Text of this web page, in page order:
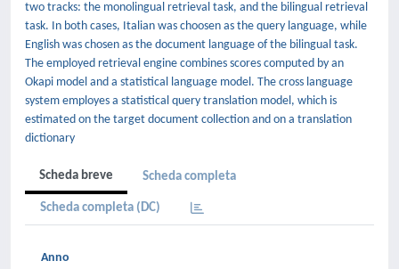
two tracks: the monolingual retrieval task, and the bilingual retrieval
task. In both cases, Italian was choosen as the query language, while
English was chosen as the document language of the bilingual task.
The employed retrieval engine combines scores computed by an
Okapi model and a statistical language model. The cross language
system employes a statistical query translation model, which is
estimated on the target document collection and on a translation
dictionary
Scheda breve Scheda completa
Scheda completa (DC)
Anno